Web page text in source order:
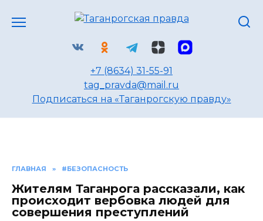
+7 (8634) 31-55-91
tag_pravda@mail.ru
Подписаться на «Таганрогскую правду»
ГЛАВНАЯ » #БЕЗОПАСНОСТЬ
Жителям Таганрога рассказали, как
происходит вербовка людей для
совершения преступлений